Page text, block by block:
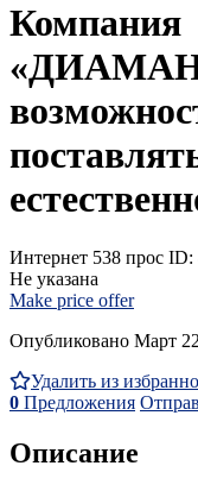
Компания
Интернет 538 прос ID:
Не указана
Make price offer
Опубликовано Март
Удалить из
0 Предложения
Описание